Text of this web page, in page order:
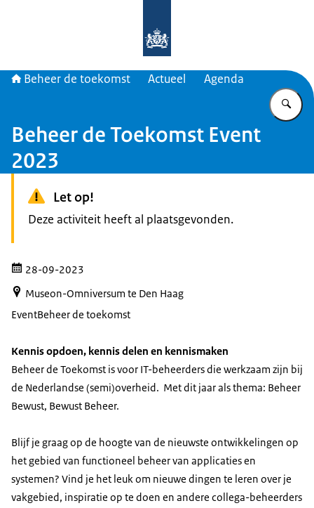
Beheer de toekomst Actueel Agenda
Beheer de Toekomst Event
2023
Let op!
Deze activiteit heeft al plaatsgevonden.
28-09-2023
Museon-Omniversum te Den Haag
EventBeheer de toekomst
Kennis opdoen, kennis delen en kennismaken
Beheer de Toekomst is voor IT-beheerders die werkzaam zijn bij
de Nederlandse (semi)overheid. Met dit jaar als thema: Beheer
Bewust, Bewust Beheer.
Blijf je graag op de hoogte van de nieuwste ontwikkelingen op
het gebied van functioneel beheer van applicaties en
systemen? Vind je het leuk om nieuwe dingen te leren over je
vakgebied, inspiratie op te doen en andere collega-beheerders